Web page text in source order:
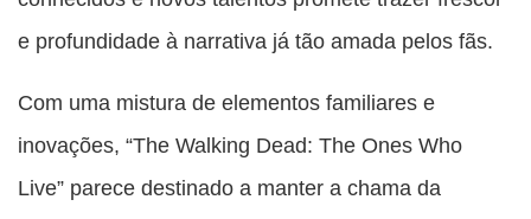
e profundidade à narrativa já tão amada pelos fãs.
Com uma mistura de elementos familiares e
inovações, “The Walking Dead: The Ones Who
Live” parece destinado a manter a chama da